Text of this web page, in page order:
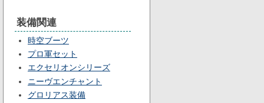
装備関連
時空ブーツ
プロ軍セット
エクセリオンシリーズ
ニーヴエンチャント
グロリアス装備